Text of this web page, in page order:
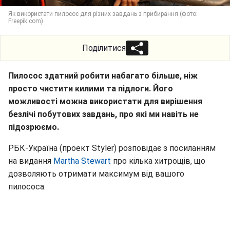
Як використати пилосос для різних завдань з прибирання (фото:
Freepik.com)
Поділитися
Пилосос здатний робити набагато більше, ніж
просто чистити килими та підлоги. Його
можливості можна використати для вирішення
безлічі побутових завдань, про які ми навіть не
підозрюємо.
РБК-Україна (проект Styler) розповідає з посиланням
на видання Martha Stewart про кілька хитрощів, що
дозволяють отримати максимум від вашого
пилососа.